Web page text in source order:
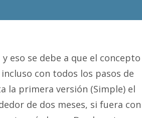
eso se debe a que el concepto
con todos los pasos de
la primera versión (Simple) el
de dos meses, si fuera con